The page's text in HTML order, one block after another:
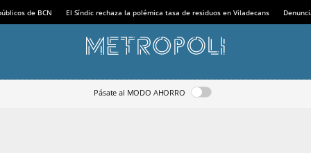
de BCN El Síndic rechaza la polémica tasa de residuos en Viladecans
Pásate al MODO AHORRO